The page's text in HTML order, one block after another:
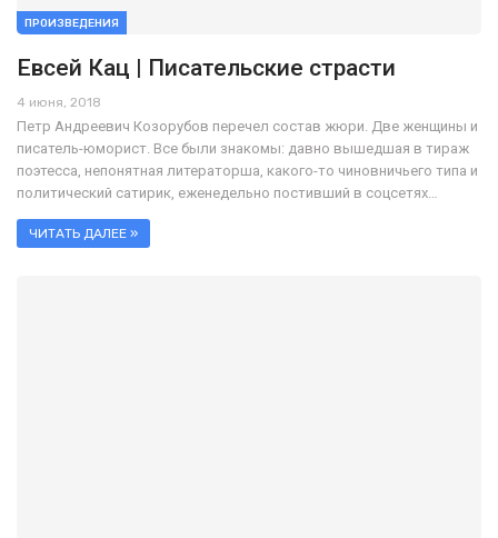
ПРОИЗВЕДЕНИЯ
Евсей Кац | Писательские страсти
4 июня, 2018
Петр Андреевич Козорубов перечел состав жюри. Две женщины и
писатель-юморист. Все были знакомы: давно вышедшая в тираж
поэтесса, непонятная литераторша, какого-то чиновничьего типа и
политический сатирик, еженедельно постивший в соцсетях…
ЧИТАТЬ ДАЛЕЕ »